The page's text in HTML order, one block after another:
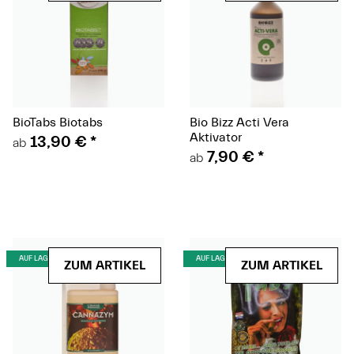
BioTabs Biotabs
ab 13,90 € *
Bio Bizz Acti Vera
Aktivator
ab 7,90 € *
AUF LAGER(Paket)
ZUM ARTIKEL
AUF LAGER(Paket)
ZUM ARTIKEL